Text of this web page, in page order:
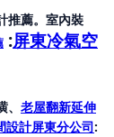
推薦。室內裝
:屏東冷氣空
老屋翻新延伸
設計屏東分公司: